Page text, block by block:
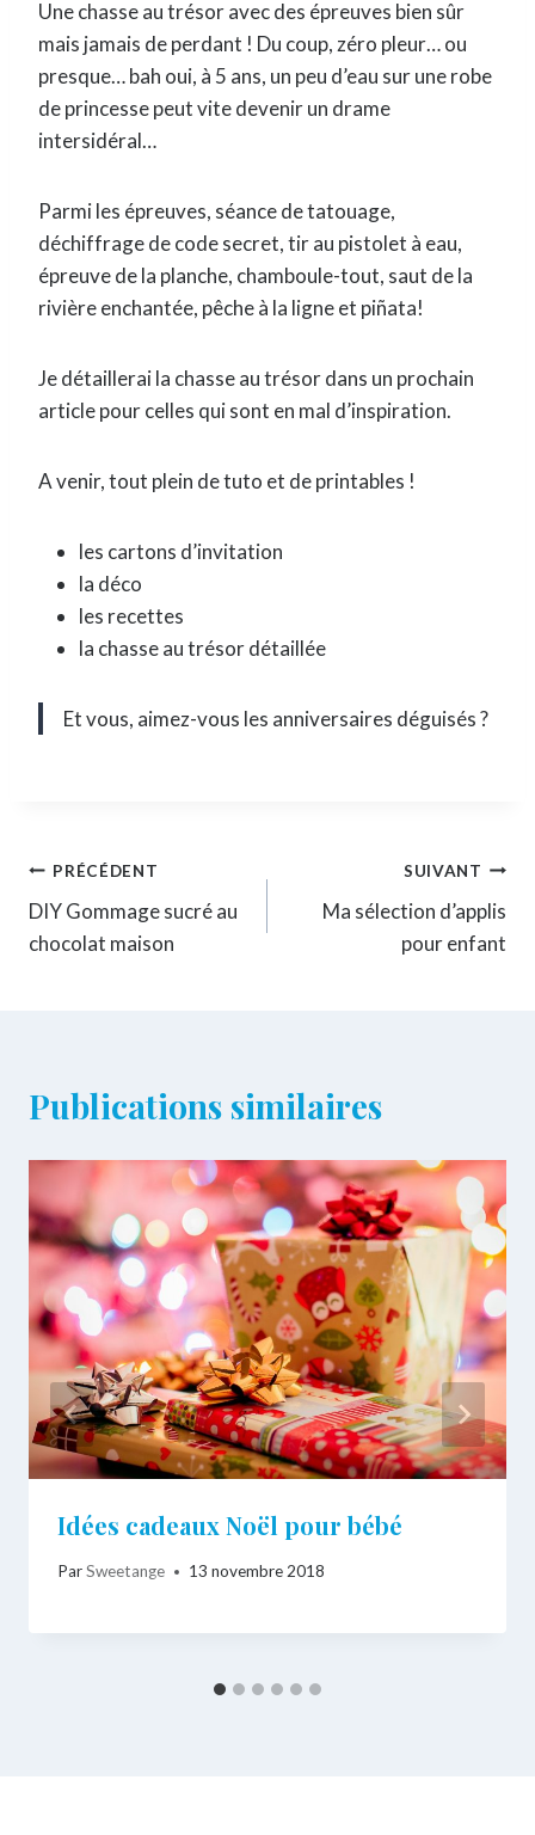
Une chasse au trésor avec des épreuves bien sûr
mais jamais de perdant ! Du coup, zéro pleur… ou
presque… bah oui, à 5 ans, un peu d’eau sur une robe
de princesse peut vite devenir un drame
intersidéral…
Parmi les épreuves, séance de tatouage,
déchiffrage de code secret, tir au pistolet à eau,
épreuve de la planche, chamboule-tout, saut de la
rivière enchantée, pêche à la ligne et piñata!
Je détaillerai la chasse au trésor dans un prochain
article pour celles qui sont en mal d’inspiration.
A venir, tout plein de tuto et de printables !
les cartons d’invitation
la déco
les recettes
la chasse au trésor détaillée
Et vous, aimez-vous les anniversaires déguisés ?
Navigation
de
PRÉCÉDENT
DIY Gommage sucré au
chocolat maison
SUIVANT
Ma sélection d’applis
pour enfant
Publications similaires
Idées cadeaux Noël pour bébé
ParSweetange 13 novembre 2018